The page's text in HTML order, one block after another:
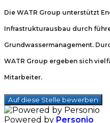
Die WATR Group unterstützt
Infrastrukturausbau durch
Grundwassermanagement.
WATR Group ergeben sich
Mitarbeiter.
Auf diese Stelle bewerben
Powered by Personio